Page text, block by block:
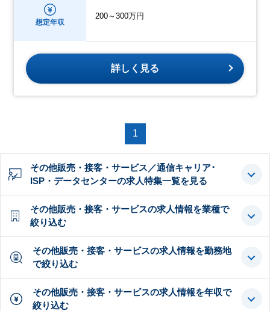
想定年収
200～300万円
詳しく見る
1
その他販売・接客・サービス／通信キャリア･
ISP・データセンターの求人特集一覧を見る
その他販売・接客・サービスの求人情報を業種で
絞り込む
その他販売・接客・サービスの求人情報を勤務地
で絞り込む
その他販売・接客・サービスの求人情報を年収で
絞り込む